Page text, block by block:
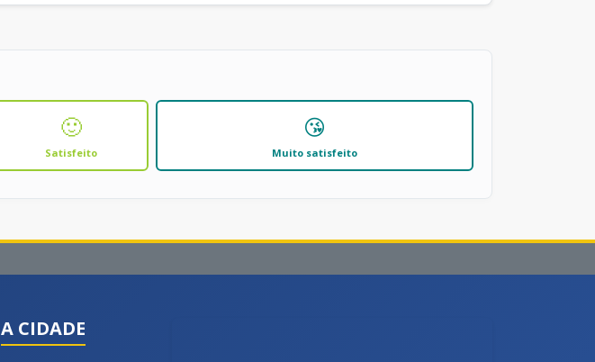
🙂
Satisfeito
😘
Muito satisfeito
A CIDADE